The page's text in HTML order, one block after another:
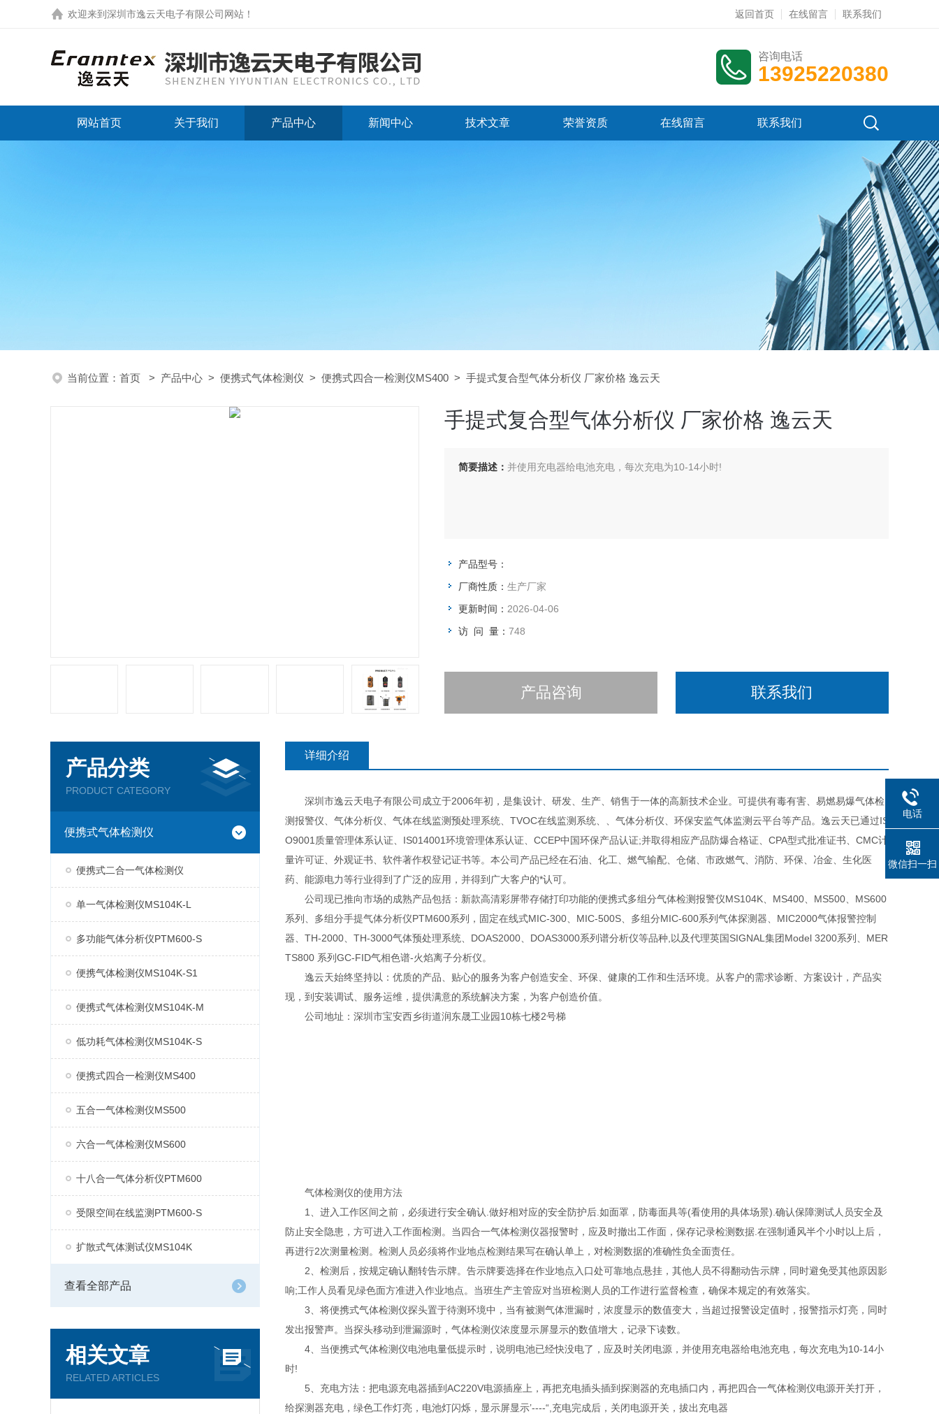
欢迎来到 深圳市逸云天电子有限公司网站 ！ 返回首页 在线留言 联系我们
咨询电话
13925220380
网站首页 关于我们 产品中心 新闻中心 技术文章 荣誉资质 在线留言 联系我们
当前位置： 首页 > 产品中心 > 便携式气体检测仪 > 便携式四合一检测仪MS400 > 手提式复合型气体分析仪 厂家价格 逸云天
手提式复合型气体分析仪 厂家价格 逸云天
简要描述： 并使用充电器给电池充电，每次充电为10-14小时!
产品型号：
厂商性质： 生产厂家
更新时间： 2026-04-06
访 问 量： 748
产品咨询 联系我们
产品分类
PRODUCT CATEGORY
便携式气体检测仪
便携式二合一气体检测仪
单一气体检测仪MS104K-L
多功能气体分析仪PTM600-S
便携气体检测仪MS104K-S1
便携式气体检测仪MS104K-M
低功耗气体检测仪MS104K-S
便携式四合一检测仪MS400
五合一气体检测仪MS500
六合一气体检测仪MS600
十八合一气体分析仪PTM600
受限空间在线监测PTM600-S
扩散式气体测试仪MS104K
查看全部产品
相关文章
RELATED ARTICLES
详细介绍
深圳市逸云天电子有限公司成立于2006年初，是集设计、研发、生产、销售于一体的高新技术企业。可提供有毒有害、易燃易爆气体检
测报警仪、气体分析仪、气体在线监测预处理系统、TVOC在线监测系统、、气体分析仪、环保安监气体监测云平台等产品。逸云天已通过IS
O9001质量管理体系认证、IS014001环境管理体系认证、CCEP中国环保产品认证;并取得相应产品防爆合格证、CPA型式批准证书、CMC计
量许可证、外观证书、软件著作权登记证书等。本公司产品已经在石油、化工、燃气输配、仓储、市政燃气、消防、环保、冶金、生化医
药、能源电力等行业得到了广泛的应用，并得到广大客户的*认可。
公司现已推向市场的成熟产品包括：新款高清彩屏带存储打印功能的便携式多组分气体检测报警仪MS104K、MS400、MS500、MS600
系列、多组分手提气体分析仪PTM600系列，固定在线式MIC-300、MIC-500S、多组分MIC-600系列气体探测器、MIC2000气体报警控制
器、TH-2000、TH-3000气体预处理系统、DOAS2000、DOAS3000系列谱分析仪等品种,以及代理英国SIGNAL集团Model 3200系列、MER
TS800 系列GC-FID气相色谱-火焰离子分析仪。
逸云天始终坚持以：优质的产品、贴心的服务为客户创造安全、环保、健康的工作和生活环境。从客户的需求诊断、方案设计，产品实
现，到安装调试、服务运维，提供满意的系统解决方案，为客户创造价值。
公司地址：深圳市宝安西乡街道润东晟工业园10栋七楼2号梯
气体检测仪的使用方法
1、进入工作区间之前，必须进行安全确认.做好相对应的安全防护后.如面罩，防毒面具等(看使用的具体场景).确认保障测试人员安全及
防止安全隐患，方可进入工作面检测。当四合一气体检测仪器报警时，应及时撤出工作面，保存记录检测数据.在强制通风半个小时以上后，
再进行2次测量检测。检测人员必须将作业地点检测结果写在确认单上，对检测数据的准确性负全面责任。
2、检测后，按规定确认翻转告示牌。告示牌要选择在作业地点入口处可靠地点悬挂，其他人员不得翻动告示牌，同时避免受其他原因影
响;工作人员看见绿色面方准进入作业地点。当班生产主管应对当班检测人员的工作进行监督检查，确保本规定的有效落实。
3、将便携式气体检测仪探头置于待测环境中，当有被测气体泄漏时，浓度显示的数值变大，当超过报警设定值时，报警指示灯亮，同时
发出报警声。当探头移动到泄漏源时，气体检测仪浓度显示屏显示的数值增大，记录下读数。
4、当便携式气体检测仪电池电量低提示时，说明电池已经快没电了，应及时关闭电源，并使用充电器给电池充电，每次充电为10-14小
时!
5、充电方法：把电源充电器插到AC220V电源插座上，再把充电插头插到探测器的充电插口内，再把四合一气体检测仪电源开关打开，
给探测器充电，绿色工作灯亮，电池灯闪烁，显示屏显示’----“,充电完成后，关闭电源开关，拔出充电器
电话
微信扫一扫